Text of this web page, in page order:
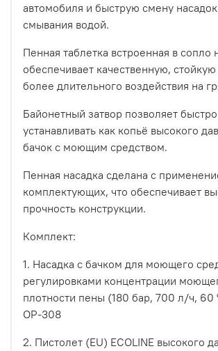
автомобиля и быструю смену
смывания водой.
Пенная таблетка встроенная в сопло
обеспечивает качественную,
более длительного воздействия на
Байонетный затвор позволяет
устанавливать как копьё высокого
бачок с моющим средством.
Пенная насадка сделана с
комплектующих, что обеспечивает
прочность конструкции.
Комплект:
1. Насадка с бачком для моющего
регулировками концентрации
плотности пены (180 бар, 700 л/ч, 60
ОР-308
2. Пистолет (EU) ECOLINE высокого